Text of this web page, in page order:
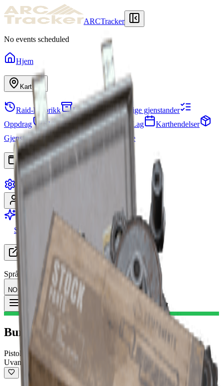
ARCTracker
No events scheduled
Hjem
Kart
Raid-historikk Lager
Nødvendige gjenstander
Oppdrag
Skjulested Prosjekter Lag
Karthendelser
Gjenstander
Sesonger Ferdighetstre
Apper
Innstillinger
Gå for Premium
Ser etter gruppe (LFG)
Ressurser
Språk
NO Norsk
Toggle Menu Burletta II
Burletta II
Pistol
Uvanlig